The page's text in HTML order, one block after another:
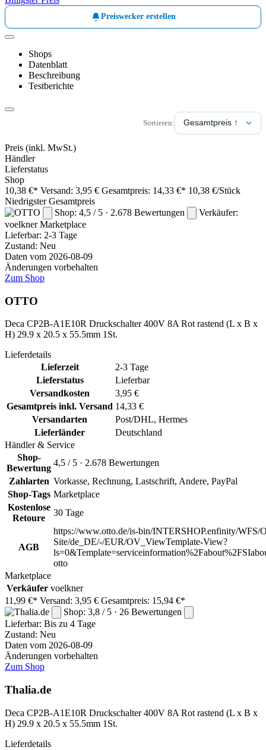
Preiswecker erstellen
Shops
Datenblatt
Beschreibung
Testberichte
Sortieren:
Preis (inkl. MwSt.)
Händler
Lieferstatus
Shop
10,38 €* Versand: 3,95 € Gesamtpreis: 14,33 €* 10,38 €/Stück
Niedrigster Gesamtpreis
Shop: 4,5 / 5 · 2.678 Bewertungen
Verkäufer:
voelkner Marketplace
Lieferbar: 2-3 Tage
Zustand: Neu
Daten vom 2026-08-09
Änderungen vorbehalten
Zum Shop
OTTO
Deca CP2B-A1E10R Druckschalter 400V 8A Rot rastend (L x B x
H) 29.9 x 20.5 x 55.5mm 1St.
Lieferdetails
Lieferzeit
2-3 Tage
Lieferstatus
Lieferbar
Versandkosten
3,95 €
Gesamtpreis inkl. Versand 14,33 €
Versandarten
Post/DHL, Hermes
Lieferländer
Deutschland
Händler & Service
Shop-
Bewertung
4,5 / 5 · 2.678 Bewertungen
Zahlarten Vorkasse, Rechnung, Lastschrift, Andere, PayPal
Shop-Tags Marketplace
Kostenlose
Retoure
30 Tage
AGB
https://www.otto.de/is-bin/INTERSHOP.enfinity/WFS/
Site/de_DE/-/EUR/OV_ViewTemplate-View?
otto
Marketplace
Verkäufer voelkner
11,99 €* Versand: 3,95 € Gesamtpreis: 15,94 €*
Shop: 3,8 / 5 · 26 Bewertungen
Lieferbar: Bis zu 4 Tage
Zustand: Neu
Daten vom 2026-08-09
Änderungen vorbehalten
Zum Shop
Thalia.de
Deca CP2B-A1E10R Druckschalter 400V 8A Rot rastend (L x B x
H) 29.9 x 20.5 x 55.5mm 1St.
Lieferdetails